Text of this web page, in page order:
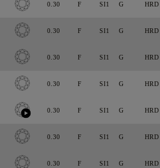
0.30 F SI1 G HRD
0.30 F SI1 G HRD
0.30 F SI1 G HRD
0.30 F SI1 G HRD
0.30 F SI1 G HRD
0.30 F SI1 G HRD
0.30 F SI1 G HRD